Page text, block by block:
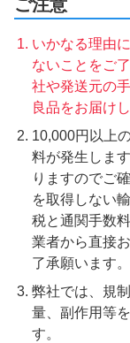
ご注意
いかなる理由
ないことをご
社や発送元の
良品をお届け
10,000円以上
料が発生しま
りますのでご
を取得しない
税と通関手数
業者から直接
了承願います。
弊社では、規
量、副作用等
す。